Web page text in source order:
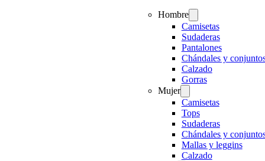
Hombre
Camisetas
Sudaderas
Pantalones
Chándales y
Calzado
Gorras
Mujer
Camisetas
Tops
Sudaderas
Chándales y
Mallas y leggins
Calzado